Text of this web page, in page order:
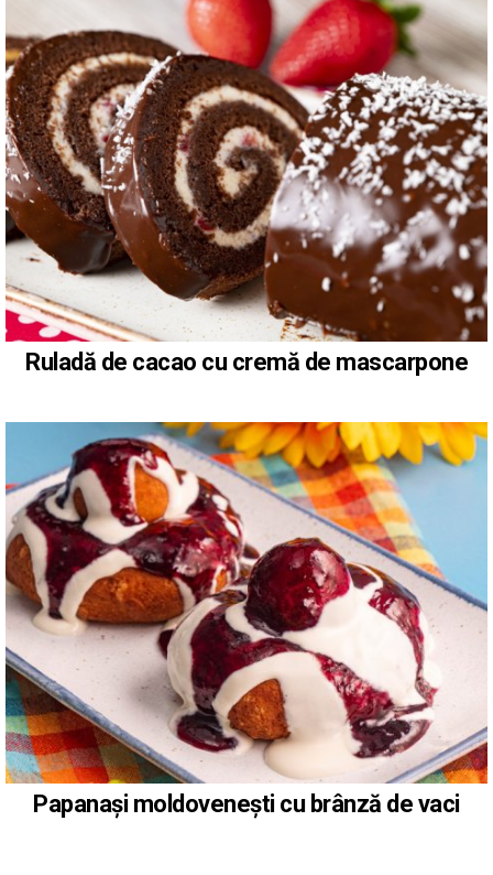
Ruladă de cacao cu cremă de mascarpone
Papanași moldovenești cu brânză de vaci